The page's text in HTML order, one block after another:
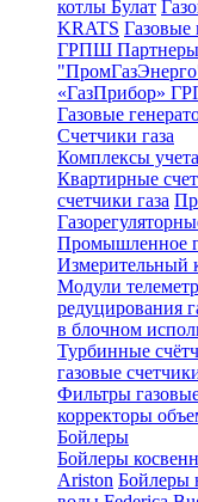
котлы Булат
KRATS
ГРПШ Партнеры
«ГазПрибор»
Газовые
Счетчики газа
Комплексы учета
Квартирные
счетчики газа
Промышленное
Измерительный
Модули
редуцирования
в блочном
Турбинные
газовые
Фильтры
корректоры
Бойлеры
Бойлеры
Ariston Бойлеры